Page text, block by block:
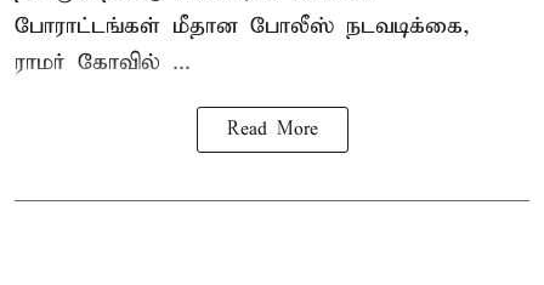
போராட்டங்கள் மீதான போலீஸ் நடவடிக்கை,
ராமர் கோவில் ...
Read More